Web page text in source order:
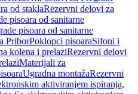
od staklaRezervni delovi za
pisoara od sanitarne
pisoara od sanitarne
PriborPoklopci pisoaraSifoni i
kolena i prelaziRezervni delovi
Materijali za
Ugradna montažaRezervni
aktiviranjem ispiranja,